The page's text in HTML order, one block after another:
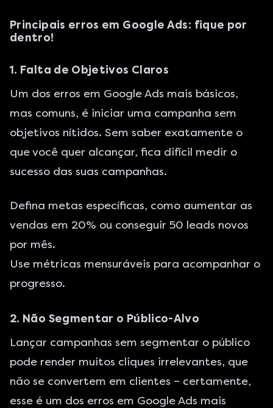
Principais erros em Google Ads: fique por
dentro!
1. Falta de Objetivos Claros
Um dos erros em Google Ads mais básicos,
mas comuns, é iniciar uma campanha sem
objetivos nítidos. Sem saber exatamente o
que você quer alcançar, fica difícil medir o
sucesso das suas campanhas.
Defina metas específicas, como aumentar as
vendas em 20% ou conseguir 50 leads novos
por mês.
Use métricas mensuráveis para acompanhar o
progresso.
2. Não Segmentar o Público-Alvo
Lançar campanhas sem segmentar o público
pode render muitos cliques irrelevantes, que
não se convertem em clientes – certamente,
esse é um dos erros em Google Ads mais